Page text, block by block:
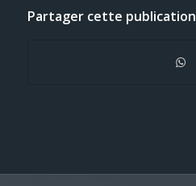
Partager cette publication